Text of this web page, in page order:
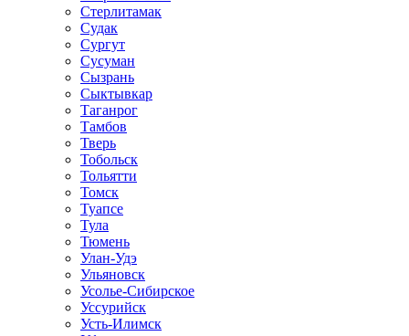
Стерлитамак
Судак
Сургут
Сусуман
Сызрань
Сыктывкар
Таганрог
Тамбов
Тверь
Тобольск
Тольятти
Томск
Туапсе
Тула
Тюмень
Улан-Удэ
Ульяновск
Усолье-Сибирское
Уссурийск
Усть-Илимск